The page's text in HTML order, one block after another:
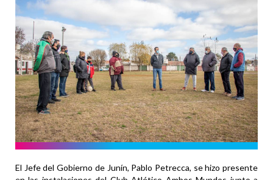
El Jefe del Gobierno de Junín, Pablo Petrecca, se hizo presente